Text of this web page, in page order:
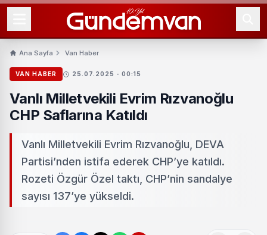
Ana Sayfa Van Haber
VAN HABER 25.07.2025 - 00:15
Vanlı Milletvekili Evrim Rızvanoğlu
CHP Saflarına Katıldı
Vanlı Milletvekili Evrim Rızvanoğlu, DEVA
Partisi’nden istifa ederek CHP’ye katıldı.
Rozeti Özgür Özel taktı, CHP’nin sandalye
sayısı 137’ye yükseldi.